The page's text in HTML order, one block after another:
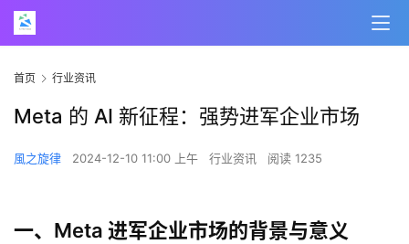
首页 行业资讯
Meta 的 AI 新征程：强势进军企业市场
風之旋律 2024-12-10 11:00 上午 行业资讯 阅读 1235
一、Meta 进军企业市场的背景与意义